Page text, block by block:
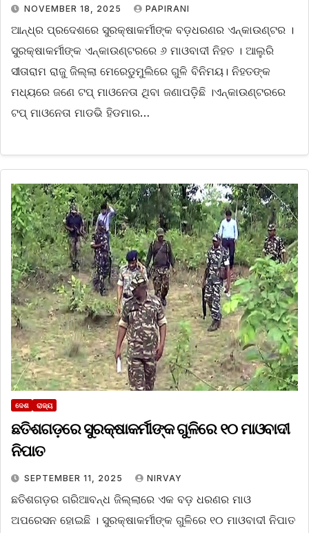
NOVEMBER 18, 2025 PAPIRANI
ଆନ୍ଧ୍ର ପ୍ରଦେଶରେ ସୁରକ୍ଷାକର୍ମୀଙ୍କ ବଡ଼ଧରଣର ଏନ୍‌କାଉଣ୍ଟର ।
ସୁରକ୍ଷାକର୍ମୀଙ୍କ ଏନ୍‌କାଉଣ୍ଟରରେ ୬ ମାଓବାଦୀ ନିହତ । ଆଲୁରି
ସୀତାରାମ ରାଜୁ ଜିଲ୍ଲା ମେରେଡୁମୁଲିରେ ଗୁଳି ବିନିମୟ। ନିହତଙ୍କ
ମଧ୍ୟରେ ଜଣେ ଟପ୍ ମାଓନେତା ଥିବା ଜଣାପଡ଼ିଛି ।ଏନ୍‌କାଉଣ୍ଟରରେ
ଟପ୍ ମାଓନେତା ମାଡଭି ହିଡମାର…
ଦେଶ ରାଜ୍ୟ
ଛତିଶଗଡ଼ରେ ସୁରକ୍ଷାକର୍ମୀଙ୍କ ଗୁଳିରେ ୧୦ ମାଓବାଦୀ
ନିପାତ
SEPTEMBER 11, 2025 NIRVAY
ଛତିଶଗଡ଼ର ଗରିଆବନ୍ଧ ଜିଲ୍ଲାରେ ଏକ ବଡ଼ ଧରଣର ମାଓ
ଅପରେସନ ହୋଇଛି । ସୁରକ୍ଷାକର୍ମୀଙ୍କ ଗୁଳିରେ ୧୦ ମାଓବାଦୀ ନିପାତ